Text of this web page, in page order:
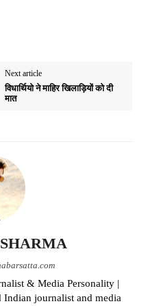
Next article
विधार्थियो ने माहिर खिलाड़ियों को दी
मात
& Media Personality |
Indian journalist and media